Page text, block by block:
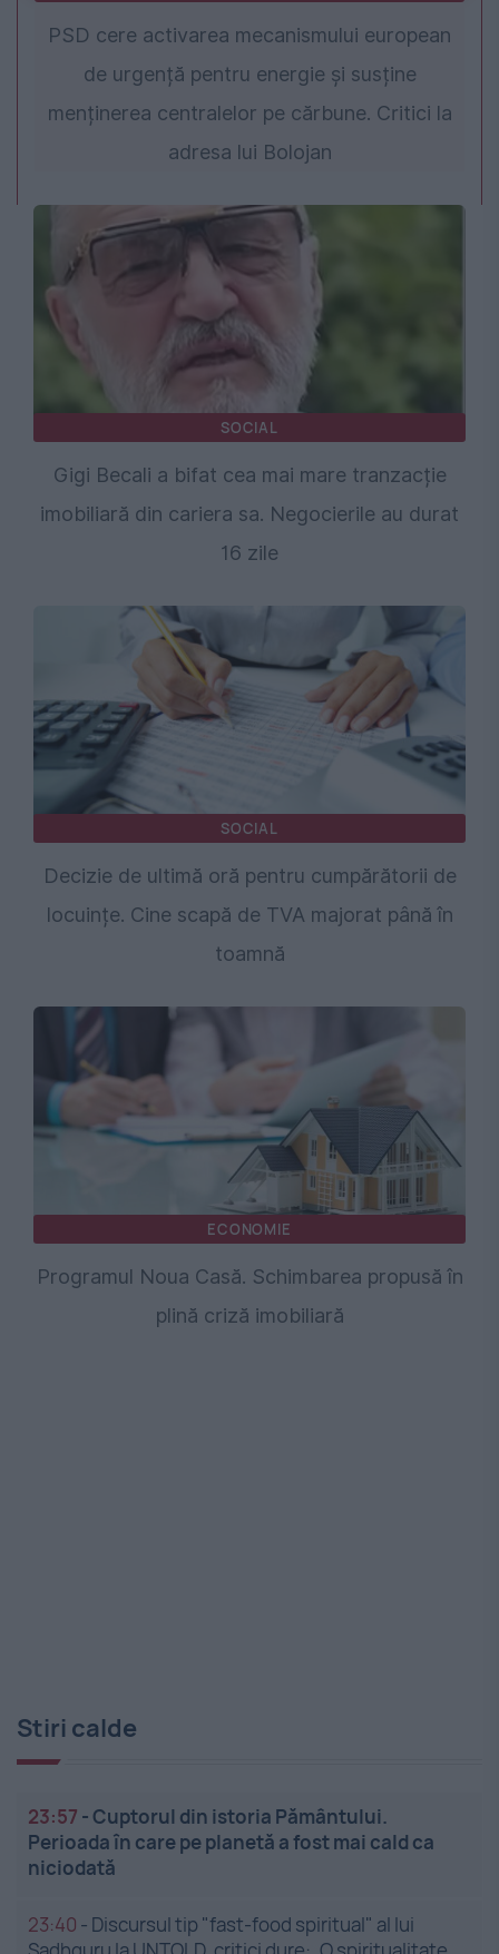
PSD cere activarea mecanismului european
de urgență pentru energie și susține
menținerea centralelor pe cărbune. Critici la
adresa lui Bolojan
SOCIAL
Gigi Becali a bifat cea mai mare tranzacție
imobiliară din cariera sa. Negocierile au durat
16 zile
SOCIAL
Decizie de ultimă oră pentru cumpărătorii de
locuințe. Cine scapă de TVA majorat până în
toamnă
ECONOMIE
Programul Noua Casă. Schimbarea propusă în
plină criză imobiliară
Stiri calde
23:57 -Cuptorul din istoria Pământului.
Perioada în care pe planetă a fost mai cald ca
niciodată
23:40 - Discursul tip "fast-food spiritual" al lui